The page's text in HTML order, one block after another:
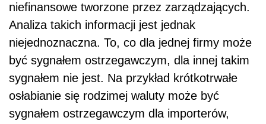
niefinansowe tworzone przez zarządzających.
Analiza takich informacji jest jednak
niejednoznaczna. To, co dla jednej firmy może
być sygnałem ostrzegawczym, dla innej takim
sygnałem nie jest. Na przykład krótkotrwałe
osłabianie się rodzimej waluty może być
sygnałem ostrzegawczym dla importerów,